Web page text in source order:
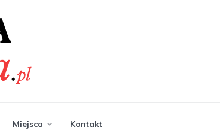
Miejsca Kontakt